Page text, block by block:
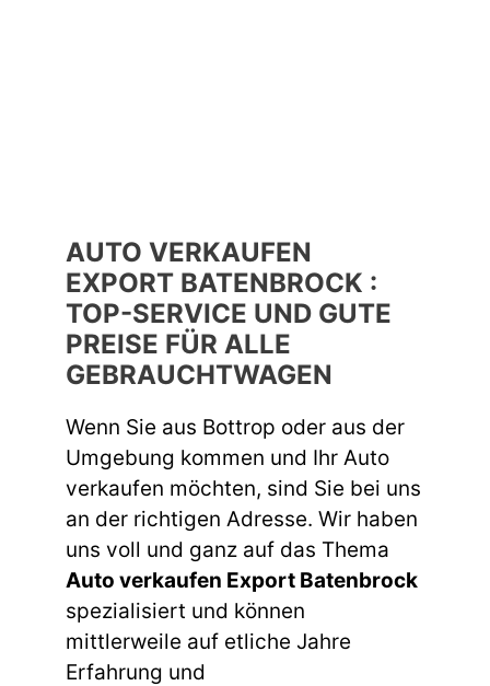
AUTO VERKAUFEN
EXPORT BATENBROCK :
TOP-SERVICE UND GUTE
PREISE FÜR ALLE
GEBRAUCHTWAGEN
Wenn Sie aus Bottrop oder aus der
Umgebung kommen und Ihr Auto
verkaufen möchten, sind Sie bei uns
an der richtigen Adresse. Wir haben
uns voll und ganz auf das Thema
Auto verkaufen Export Batenbrock
spezialisiert und können
mittlerweile auf etliche Jahre
Erfahrung und